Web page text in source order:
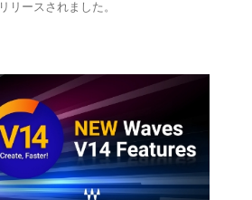
リースされました。